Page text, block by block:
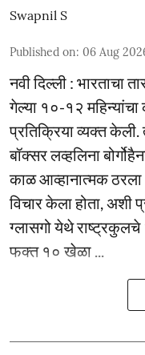
Swapnil S
Published on: 06 Aug
नवी दिल्ली : भारताचा
गेल्या १०-१२ महिन्यांचा
प्रतिक्रिया व्यक्त
बॉक्सर लव्हलिना
काळ आव्हानात्मक
विचार केला होता, अशी
ग्लासगो येथे राष्ट्रकुलचे
फक्त १० खेळा ...